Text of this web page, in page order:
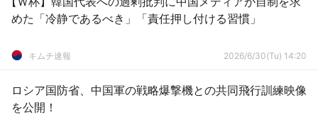
めた「冷静であるべき」「責任押し付ける習慣」
キムチ速報 2026/6/30(Tu) 14:20
ロシア国防省、中国軍の戦略爆撃機との共同飛行訓練映像
を公開！